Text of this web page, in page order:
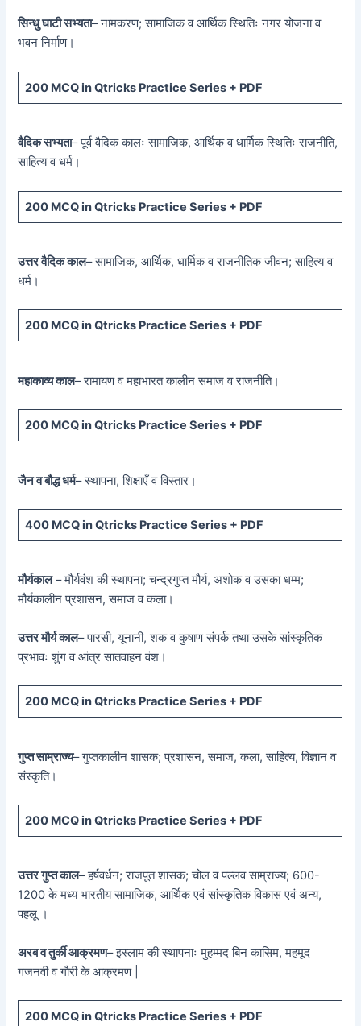
सिन्धु घाटी सभ्यता– नामकरण; सामाजिक व आर्थिक स्थितिः नगर योजना व
भवन निर्माण।
200 MCQin Qtricks Practice Series + PDF
वैदिक सभ्यता– पूर्व वैदिक कालः सामाजिक, आर्थिक व धार्मिक स्थितिः राजनीति,
साहित्य व धर्म।
200 MCQin Qtricks Practice Series + PDF
उत्तर वैदिक काल– सामाजिक, आर्थिक, धार्मिक व राजनीतिक जीवन; साहित्य व
धर्म।
200 MCQin Qtricks Practice Series + PDF
महाकाव्य काल– रामायण व महाभारत कालीन समाज व राजनीति।
200 MCQin Qtricks Practice Series + PDF
जैन व बौद्ध धर्म– स्थापना, शिक्षाएँ व विस्तार।
400 MCQin Qtricks Practice Series + PDF
मौर्यकाल– मौर्यवंश की स्थापना; चन्द्रगुप्त मौर्य, अशोक व उसका धम्म;
मौर्यकालीन प्रशासन, समाज व कला।
उत्तर मौर्य काल– पारसी, यूनानी, शक व कुषाण संपर्क तथा उसके सांस्कृतिक
प्रभावः शुंग व आंत्र सातवाहन वंश।
200 MCQ in Qtricks Practice Series + PDF
गुप्त साम्राज्य– गुप्तकालीन शासक; प्रशासन, समाज, कला, साहित्य, विज्ञान व
संस्कृति।
200 MCQ in Qtricks Practice Series + PDF
उत्तर गुप्त काल– हर्षवर्धन; राजपूत शासक; चोल व पल्लव साम्राज्य; 600-
1200 के मध्य भारतीय सामाजिक, आर्थिक एवं सांस्कृतिक विकास एवं अन्य,
पहलू ।
अरब व तुर्की आक्रमण– इस्लाम की स्थापनाः मुहम्मद बिन कासिम, महमूद
गजनवी व गौरी के आक्रमण |
200 MCQ in Qtricks Practice Series + PDF